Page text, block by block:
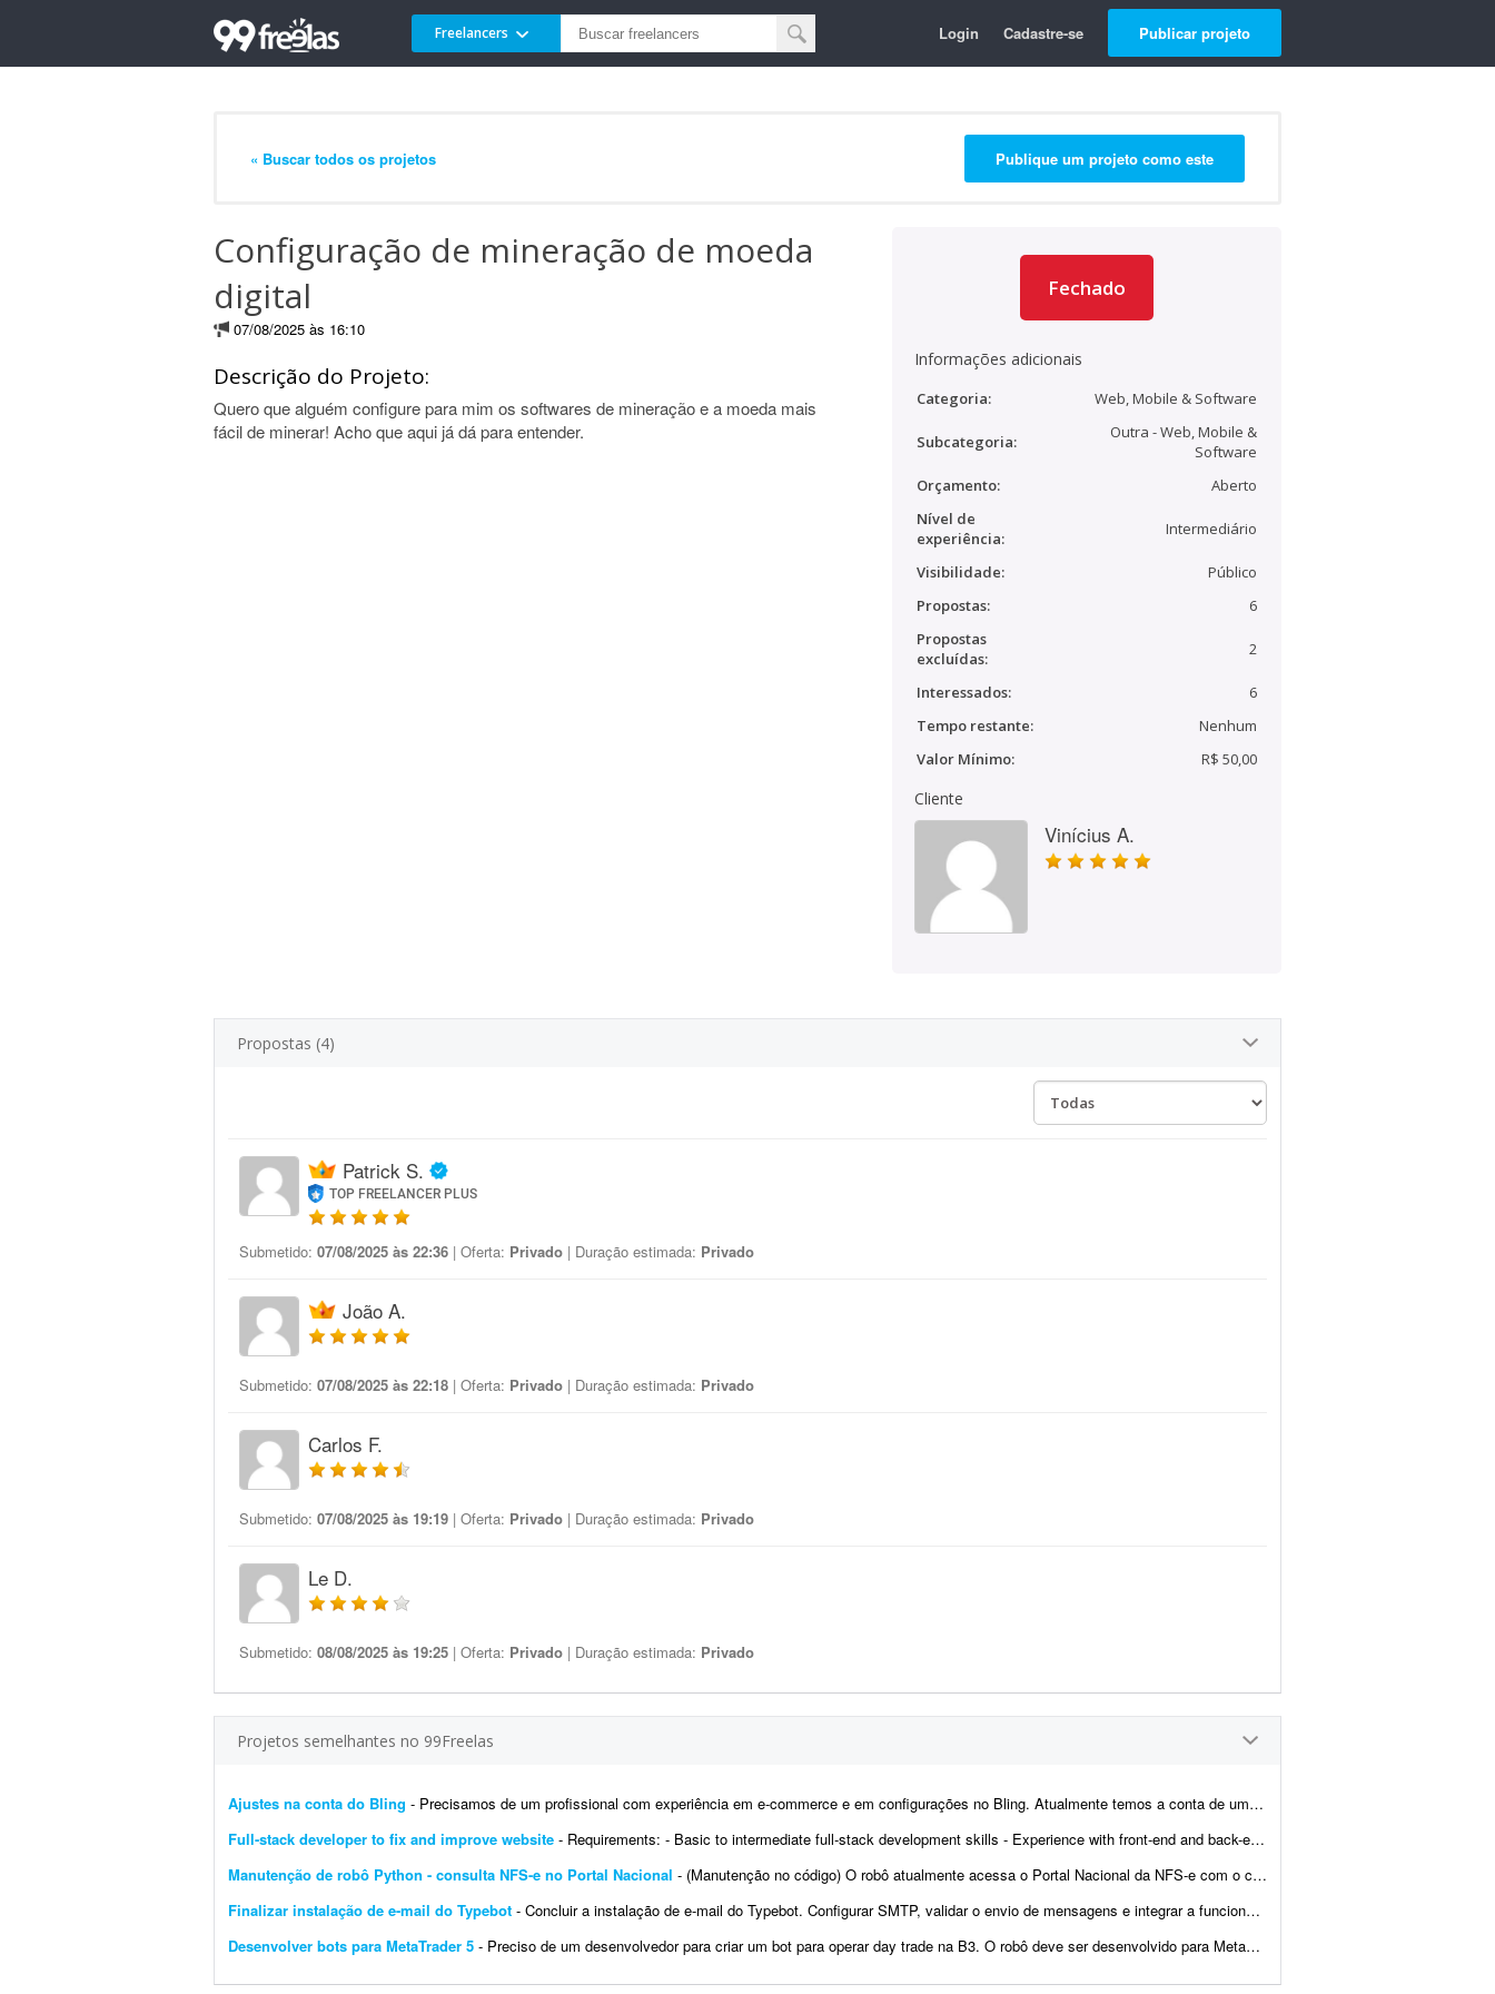
Freelancers Login Cadastre-se Publicar projeto
« Buscar todos os projetos Publique um projeto como este
Configuração de mineração de moeda
digital
07/08/2025 às 16:10
Descrição do Projeto:
Quero que alguém configure para mim os softwares de mineração e a moeda mais
fácil de minerar! Acho que aqui já dá para entender.
Fechado
Informações adicionais
Categoria: Web, Mobile & Software
Subcategoria:
Outra - Web, Mobile &
Software
Orçamento:
Aberto
Nível de
experiência:
Intermediário
Visibilidade:
Público
Propostas:
6
Propostas
excluídas:
2
Interessados:
6
Tempo restante:
Nenhum
Valor Mínimo:
R$ 50,00
Cliente
Vinícius A.
Propostas (4)
Patrick S.
TOP FREELANCER PLUS
Submetido: 07/08/2025 às 22:36 | Oferta: Privado | Duração estimada: Privado
João A.
Submetido: 07/08/2025 às 22:18 | Oferta: Privado | Duração estimada: Privado
Carlos F.
Submetido: 07/08/2025 às 19:19 | Oferta: Privado | Duração estimada: Privado
Le D.
Submetido: 08/08/2025 às 19:25 | Oferta: Privado | Duração estimada: Privado
Projetos semelhantes no 99Freelas
Ajustes na conta do Bling - Precisamos de um profissional com experiência em e-commerce e em configurações no Bling. Atualmente temos a conta de um cliente integrada com loja própria, Mercado Livre,...
Full-stack developer to fix and improve website - Requirements: - Basic to intermediate full-stack development skills - Experience with front-end and back-end web development - Ability to troubleshoot bugs and make small improvements - Good commu...
Manutenção de robô Python - consulta NFS-e no Portal Nacional - (Manutenção no código) O robô atualmente acessa o Portal Nacional da NFS-e com o certificado digital de cada empresa, confere se as notas emitidas no mês batem com...
Finalizar instalação de e-mail do Typebot - Concluir a instalação de e-mail do Typebot. Configurar SMTP, validar o envio de mensagens e integrar a funcionalidade com a instância atual. Entregar documentação ...
Desenvolver bots para MetaTrader 5 - Preciso de um desenvolvedor para criar um bot para operar day trade na B3. O robô deve ser desenvolvido para MetaTrader 5. Por favor, apresente exemplos de bots já desenvolvidos, bem ...